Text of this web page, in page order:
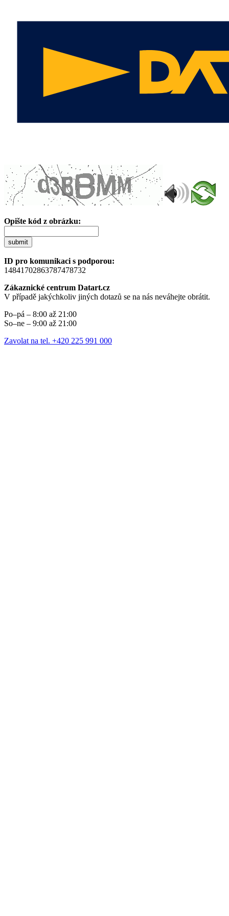
Opište kód z obrázku:
submit
ID pro komunikaci s podporou:
14841702863787478732
Zákaznické centrum Datart.cz
V případě jakýchkoliv jiných dotazů se na nás neváhejte obrátit.
Po–pá – 8:00 až 21:00
So–ne – 9:00 až 21:00
Zavolat na tel. +420 225 991 000